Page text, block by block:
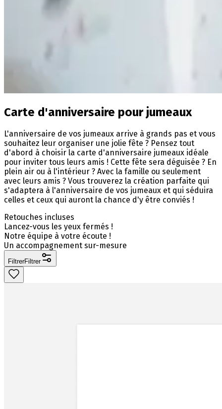
Carte d'anniversaire pour jumeaux
L'anniversaire de vos jumeaux arrive à grands pas et vous
souhaitez leur organiser une jolie fête ? Pensez tout
d'abord à choisir la carte d'anniversaire jumeaux idéale
pour inviter tous leurs amis ! Cette fête sera déguisée ? En
plein air ou à l'intérieur ? Avec la famille ou seulement
avec leurs amis ? Vous trouverez la création parfaite qui
s'adaptera à l'anniversaire de vos jumeaux et qui séduira
celles et ceux qui auront la chance d'y être conviés !
Retouches incluses
Lancez-vous les yeux fermés !
Notre équipe à votre écoute !
Un accompagnement sur-mesure
FiltrerFiltrer